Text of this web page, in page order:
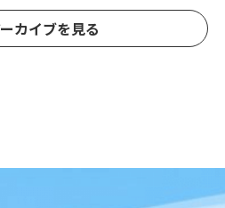
カイブを見る